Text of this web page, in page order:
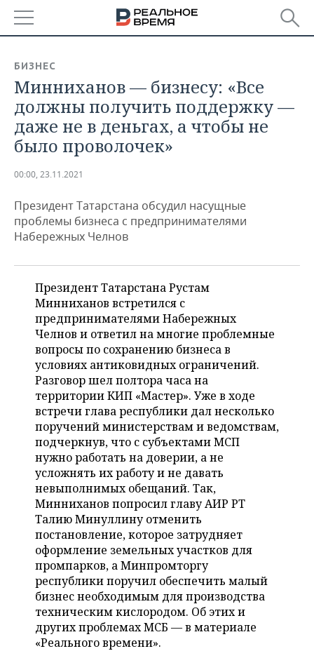
БАШКОРТОСТАН
ТАТАРСТАН
УДМУРТИЯ
НОВОСТИ
АНАЛИТИКА
НОВОСТИ АНАЛИТИКИ
ДЕКЛАРАЦИИ О ДОХОДАХ
КОРОЛИ ГОСЗАКАЗА ПФО
ВУЗЫ ТАТАРСТАНА
ТОРГОВЫЕ ЦЕНТРЫ
ТАТАРСТАНА
ЭКОНОМИКА
НОВОСТИ ЭКОНОМИКИ
ФИНАНСЫ
БАНКИ
ИНВЕСТИЦИИ
ПРОМЫШЛЕННОСТЬ
НОВОСТИ
ПРОМЫШЛЕННОСТИ
МАШИНОСТРОЕНИЕ
НЕФТЕХИМИЯ
НЕФТЬ
ОПК
ЭНЕРГЕТИКА
НЕДВИЖИМОСТЬ
НОВОСТИ НЕДВИЖИМОСТИ
АВТО
НОВОСТИ БИЗНЕСА
РОЗНИЧНАЯ ТОРГОВЛЯ
ТРАНСПОРТ
УСЛУГИ
ТЕХНОЛОГИИ
НОВОСТИ ТЕХНОЛОГИЙ
МЕДИА
ТЕЛЕКОММУНИКАЦИИ
МЕРОПРИЯТИЯ
НОВОСТИ МЕРОПРИЯТИЙ
ВЫЕЗДНАЯ РЕДАКЦИЯ
БИЗНЕС-БРАНЧИ
ONLINE-КОНФЕРЕНЦИИ
ОТКРЫТАЯ ЛЕКЦИЯ
СПОРТ
НОВОСТИ СПОРТА
ФУТБОЛ
ХОККЕЙ
БАСКЕТБОЛ
ВОЛЕЙБОЛ
КИБЕРСПОРТ
ФИГУРНОЕ КАТАНИЕ
ВОДНЫЕ ВИДЫ СПОРТА
ОБЩЕСТВО
НОВОСТИ ОБЩЕСТВА
ВЛАСТЬ
ИНФРАСТРУКТУРА
ИСТОРИЯ
КУЛЬТУРА
МЕДИЦИНА
ОБРАЗОВАНИЕ
ФОТОГАЛЕРЕЯ
СЮЖЕТЫ
СПРАВОЧНИК
СПИСОК ПЕРСОН
СПИСОК КОМПАНИЙ
ПОЛНАЯ ВЕРСИЯ
БИЗНЕС
Минниханов — бизнесу: «Все
должны получить поддержку —
даже не в деньгах, а чтобы не
было проволочек»
00:00, 23.11.2021
Президент Татарстана обсудил насущные
проблемы бизнеса с предпринимателями
Набережных Челнов
Президент Татарстана Рустам
Минниханов встретился с
предпринимателями Набережных
Челнов и ответил на многие проблемные
вопросы по сохранению бизнеса в
условиях антиковидных ограничений.
Разговор шел полтора часа на
территории КИП «Мастер». Уже в ходе
встречи глава республики дал несколько
поручений министерствам и ведомствам,
подчеркнув, что с субъектами МСП
нужно работать на доверии, а не
усложнять их работу и не давать
невыполнимых обещаний. Так,
Минниханов попросил главу АИР РТ
Талию Минуллину отменить
постановление, которое затрудняет
оформление земельных участков для
промпарков, а Минпромторгу
республики поручил обеспечить малый
бизнес необходимым для производства
техническим кислородом. Об этих и
других проблемах МСБ — в материале
«Реального времени».